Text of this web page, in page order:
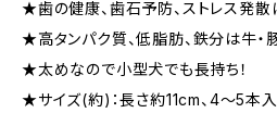
★歯の健康、歯石予防、ストレス発
★高タンパク質、低脂肪、鉄分は牛・
★太めなので小型犬でも長持ち！
★サイズ(約)：長さ約11cm、4〜5本入